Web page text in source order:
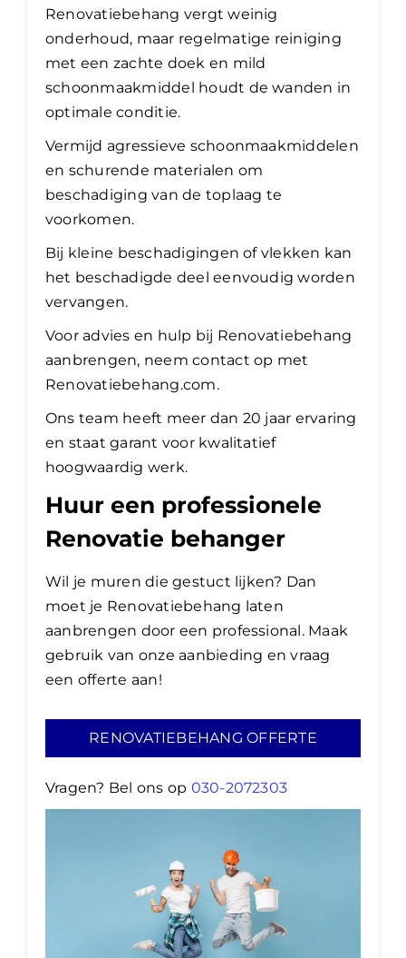
Renovatiebehang vergt weinig
onderhoud, maar regelmatige reiniging
met een zachte doek en mild
schoonmaakmiddel houdt de wanden in
optimale conditie.
Vermijd agressieve schoonmaakmiddelen
en schurende materialen om
beschadiging van de toplaag te
voorkomen.
Bij kleine beschadigingen of vlekken kan
het beschadigde deel eenvoudig worden
vervangen.
Voor advies en hulp bij Renovatiebehang
aanbrengen, neem contact op met
Renovatiebehang.com.
Ons team heeft meer dan 20 jaar ervaring
en staat garant voor kwalitatief
hoogwaardig werk.
Huur een professionele
Renovatie behanger
Wil je muren die gestuct lijken? Dan
moet je Renovatiebehang laten
aanbrengen door een professional. Maak
gebruik van onze aanbieding en vraag
een offerte aan!
RENOVATIEBEHANG OFFERTE
Vragen? Bel ons op 030-2072303